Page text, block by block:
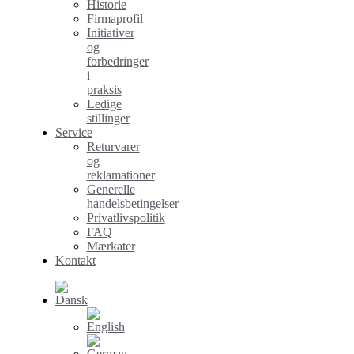
Historie
Firmaprofil
Initiativer
og
forbedringer
i
praksis
Ledige
stillinger
Service
Returvarer
og
reklamationer
Generelle
handelsbetingelser
Privatlivspolitik
FAQ
Mærkater
Kontakt